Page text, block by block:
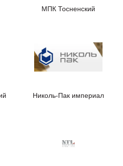
МПК Тосненский
Николь-Пак империал